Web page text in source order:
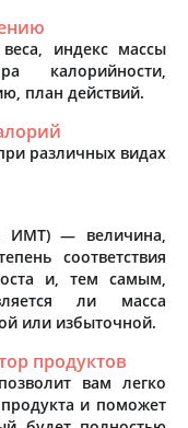
индекс массы
калорийности,
план действий.
различных видах
ИМТ) — величина,
соответствия
и, тем самым,
ли масса
или избыточной.
продуктов
вам легко
и поможет